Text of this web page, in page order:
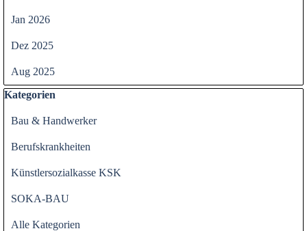
Jan 2026
Dez 2025
Aug 2025
Block überspringen Kategorien
Kategorien
Bau & Handwerker
Berufskrankheiten
Künstlersozialkasse KSK
SOKA-BAU
Alle Kategorien